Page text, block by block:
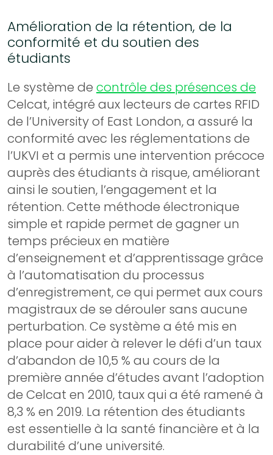
Amélioration de la rétention, de la
conformité et du soutien des
étudiants
Le système de contrôle des présences de
Celcat, intégré aux lecteurs de cartes RFID
de l’University of East London, a assuré la
conformité avec les réglementations de
l’UKVI et a permis une intervention précoce
auprès des étudiants à risque, améliorant
ainsi le soutien, l’engagement et la
rétention. Cette méthode électronique
simple et rapide permet de gagner un
temps précieux en matière
d’enseignement et d’apprentissage grâce
à l’automatisation du processus
d’enregistrement, ce qui permet aux cours
magistraux de se dérouler sans aucune
perturbation. Ce système a été mis en
place pour aider à relever le défi d’un taux
d’abandon de 10,5 % au cours de la
première année d’études avant l’adoption
de Celcat en 2010, taux qui a été ramené à
8,3 % en 2019. La rétention des étudiants
est essentielle à la santé financière et à la
durabilité d’une université.